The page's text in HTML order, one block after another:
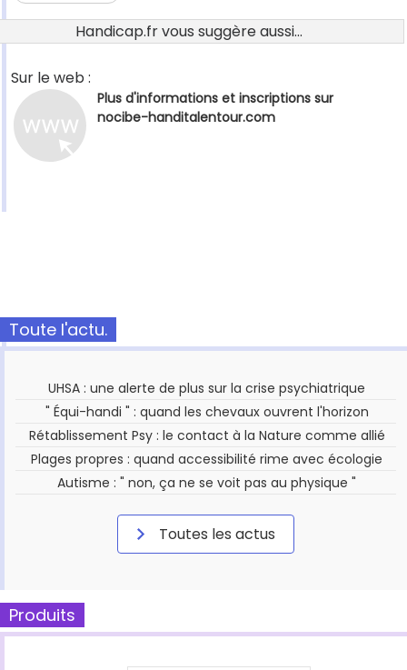
Handicap.fr vous suggère aussi...
Sur le web :
Plus d'informations et inscriptions sur
nocibe-handitalentour.com
Toute l'actu.
UHSA : une alerte de plus sur la crise psychiatrique
" Équi-handi " : quand les chevaux ouvrent l'horizon
Rétablissement Psy : le contact à la Nature comme allié
Plages propres : quand accessibilité rime avec écologie
Autisme : " non, ça ne se voit pas au physique "
Toutes les actus
Produits